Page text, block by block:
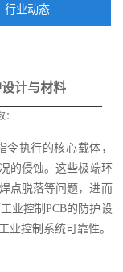
行业动态
计与材料
令执行的核心载体，
的侵蚀。这些极端环
点脱落等问题，进而
业控制PCB的防护设
业控制系统可靠性。